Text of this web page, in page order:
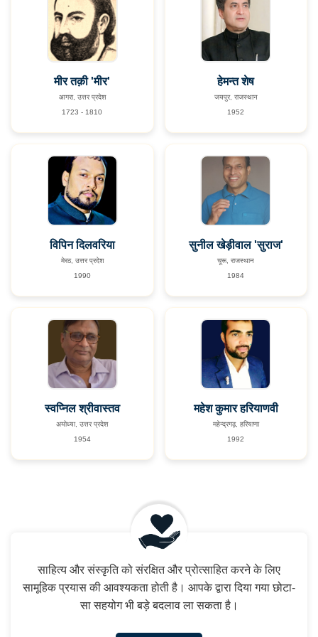
मीर तक़ी 'मीर'
आगरा, उत्तर प्रदेश
1723 - 1810
हेमन्त शेष
जयपुर, राजस्थान
1952
विपिन दिलवरिया
मेरठ, उत्तर प्रदेश
1990
सुनील खेड़ीवाल 'सुराज'
चूरू, राजस्थान
1984
स्वप्निल श्रीवास्तव
अयोध्या, उत्तर प्रदेश
1954
महेश कुमार हरियाणवी
महेन्द्रगढ़, हरियाणा
1992
साहित्य और संस्कृति को संरक्षित और प्रोत्साहित करने के लिए
सामूहिक प्रयास की आवश्यकता होती है। आपके द्वारा दिया गया छोटा-
सा सहयोग भी बड़े बदलाव ला सकता है।